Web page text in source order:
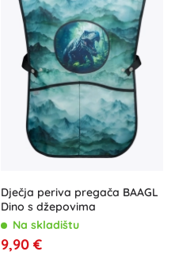
Dječja periva pregača BAAGL
Dino s džepovima
Na skladištu
9,90 €